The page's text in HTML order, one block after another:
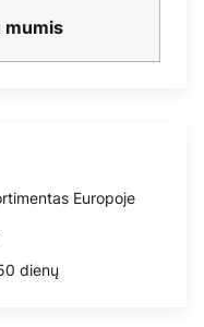
mumis
Europoje
dienų